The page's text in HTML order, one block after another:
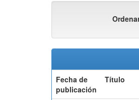
Fecha de
publicación
Título